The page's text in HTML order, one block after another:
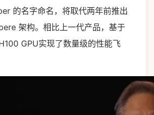
的名字命名，将取代两年前推出
架构。相比上一代产品，基于
GPU实现了数量级的性能飞